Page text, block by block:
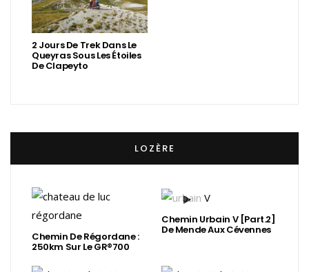
2 Jours De Trek Dans Le
Queyras Sous Les Étoiles
De Clapeyto
LOZÈRE
Chemin De Régordane :
250km Sur Le GR®700
Chemin Urbain V [Part.2]
De Mende Aux Cévennes